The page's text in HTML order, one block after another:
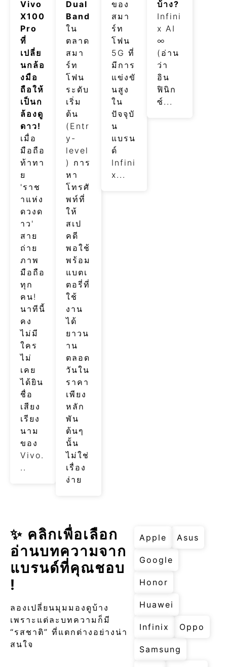
Vivo
X100
Pro
ที่
เปลี่ย
นกล้อ
งมือ
ถือให้
เป็นก
ล้องดู
ดาว!
เมื่อ
มือถือ
ท้าทา
ย
'ราช
าแห่ง
ดวงด
าว'
สาย
ถ่าย
ภาพ
มือถือ
ทุก
คน!
นาทีนี้
คง
ไม่มี
ใคร
ไม่
เคย
ได้ยิน
ชื่อ
เสียง
เรียง
นาม
ของ
Vivo.
..
Dual
Band
ใน
ตลาด
สมา
ร์ท
โฟน
ระดับ
เริ่ม
ต้น
(Entr
y-
level
) การ
หา
โทรศั
พท์ที่
ให้
สเป
คดี
พอใช้
พร้อม
แบตเ
ตอรี่ที่
ใช้
งาน
ได้
ยาวน
าน
ตลอด
วันใน
ราคา
เพียง
หลัก
พัน
ต้นๆ
นั้น
ไม่ใช่
เรื่อง
ง่าย
ของ
สมา
ร์ท
โฟน
5G ที่
มีการ
แข่งขั
นสูง
ใน
ปัจจุบั
น
แบรน
ด์
Infini
x...
บ้าง?
Infini
x AI
∞
(อ่าน
ว่า
อิน
ฟินิก
ซ์...
✨ คลิกเพื่อเลือก
อ่านบทความจาก
แบรนด์ที่คุณชอบ
!
ลองเปลี่ยนมุมมองดูบ้าง
เพราะแต่ละบทความก็มี
“รสชาติ” ที่แตกต่างอย่างน่า
สนใจ
Apple Asus
Google
Honor
Huawei
Infinix Oppo
Samsung